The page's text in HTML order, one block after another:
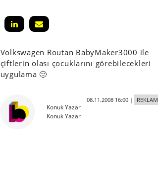
Volkswagen Routan BabyMaker3000 ile
çiftlerin olası çocuklarını görebilecekleri
uygulama 🙂
Konuk Yazar
Konuk Yazar
08.11.2008 16:00| REKLAM